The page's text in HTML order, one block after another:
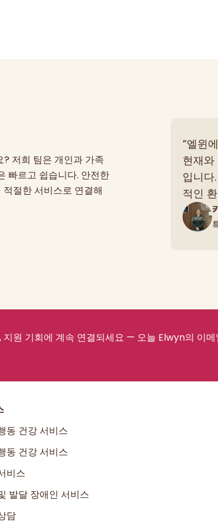
저희 팀은 개인과 가족
빠르고 쉽습니다. 안전한
절한 서비스로 연결해
“엘윈
현재와
입니다
적인
지원 기회에 계속 연결되세요 — 오늘 Elwyn의 이메
동 건강 서비스
동 건강 서비스
비스
발달 장애인 서비스
담